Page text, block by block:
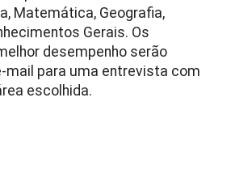
Matemática, Geografia,
Gerais. Os
desempenho serão
mail para uma entrevista com
escolhida.